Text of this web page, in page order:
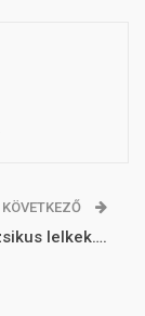
KÖVETKEZŐ
lelkek….